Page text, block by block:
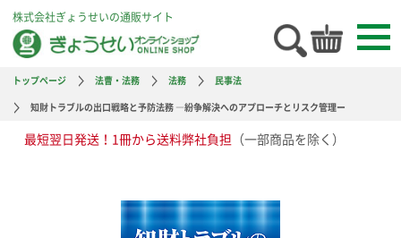
株式会社ぎょうせいの通販サイト
トップページ 法曹・法務 法務
民事法
知財トラブルの出口戦略と予防法務 ―紛争解決へのアプローチとリスク管理ー
最短翌日発送！1冊から送料弊社負担 （一部商品を除く）